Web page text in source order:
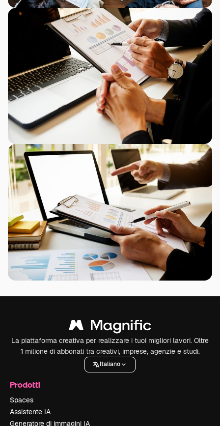
La piattaforma creativa per realizzare i tuoi migliori lavori. Oltre
1 milione di abbonati tra creativi, imprese, agenzie e studi.
Italiano
Prodotti
Spaces
Assistente IA
Generatore di immagini IA